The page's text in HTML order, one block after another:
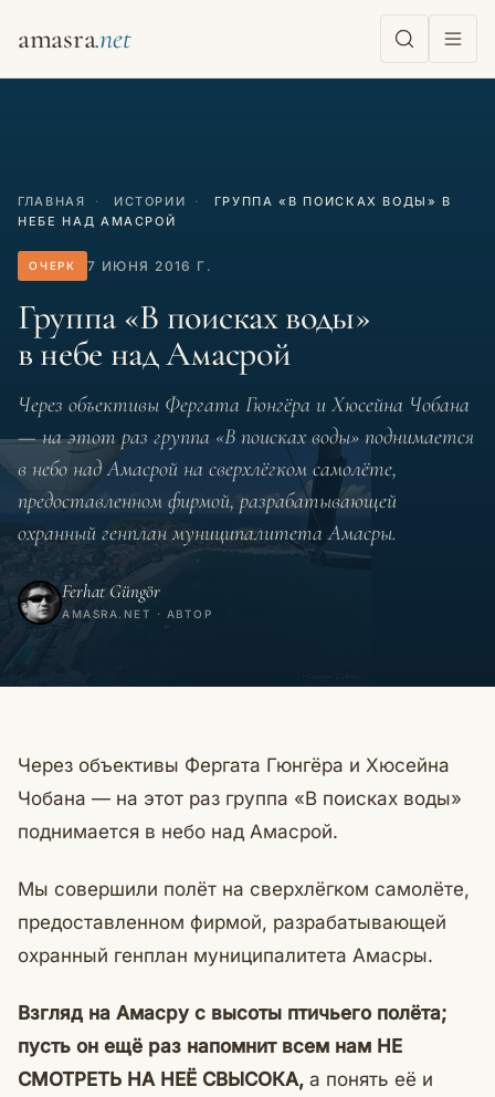
amasra
ГЛАВНАЯ · ИСТОРИИ ·
ГРУППА «В ПОИСКАХ ВОДЫ» В
НЕБЕ НАД АМАСРОЙ
ОЧЕРК 7 ИЮНЯ 2016 Г.
Группа «В поисках воды»
в небе над Амасрой
Через объективы Фергата Гюнгёра и Хюсейна Чобана
— на этот раз группа «В поисках воды» поднимается
в небо над Амасрой на сверхлёгком самолёте,
предоставленном фирмой, разрабатывающей
охранный генплан муниципалитета Амасры.
Ferhat Güngör
AMASRA.NET · АВТОР
Через объективы Фергата Гюнгёра и Хюсейна
Чобана — на этот раз группа «В поисках воды»
поднимается в небо над Амасрой.
Мы совершили полёт на сверхлёгком самолёте,
предоставленном фирмой, разрабатывающей
охранный генплан муниципалитета Амасры.
Взгляд на Амасру с высоты птичьего полёта;
пусть он ещё раз напомнит всем нам НЕ
СМОТРЕТЬ НА НЕЁ СВЫСОКА, а понять её и